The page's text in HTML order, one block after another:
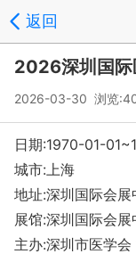
返回
2026深圳国际
2026-03-30 浏览:
日期:1970-01-
城市:上海
地址:深圳国际会展
展馆:深圳国际会展
主办:深圳市医学